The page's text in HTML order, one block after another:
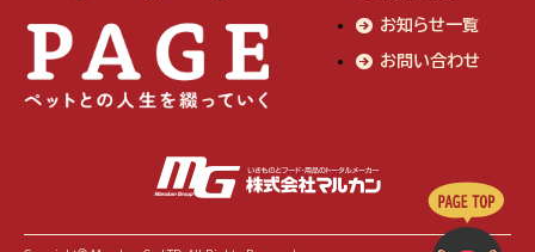
お知らせ一覧
お問い合わせ